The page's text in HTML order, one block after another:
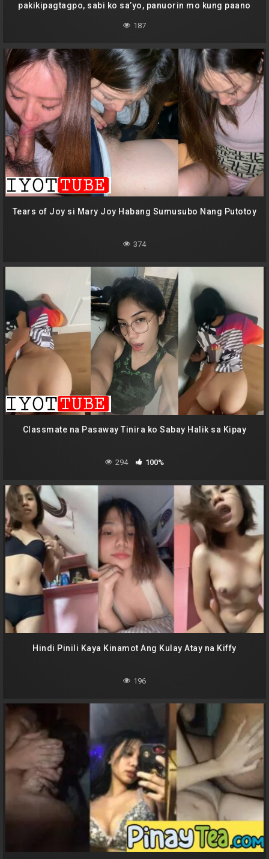
pakikipagtagpo, sabi ko sa’yo, panuorin mo kung paano
187
Tears of Joy si Mary Joy Habang Sumusubo Nang Putotoy
374
Classmate na Pasaway Tinira ko Sabay Halik sa Kipay
294 100%
Hindi Pinili Kaya Kinamot Ang Kulay Atay na Kiffy
196